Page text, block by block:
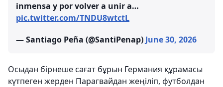
inmensa y por volver a unir a…
pic.twitter.com/TNDU8wtctL
— Santiago Peña (@SantiPenap) June 30, 2026
Осыдан бірнеше сағат бұрын Германия құрамасы
күтпеген жерден Парагвайдан жеңіліп, футболдан